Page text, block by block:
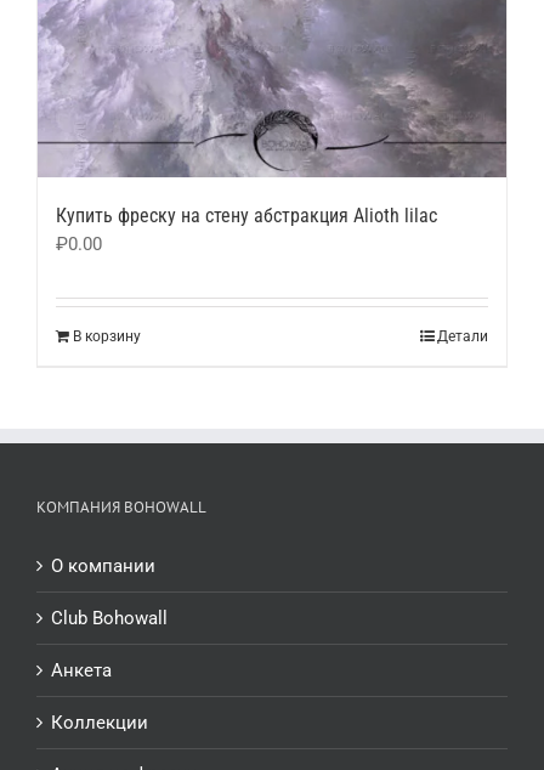
Купить фреску на стену абстракция Alioth lilac
₽0.00
В корзину Детали
КОМПАНИЯ BOHOWALL
О компании
Club Bohowall
Анкета
Коллекции